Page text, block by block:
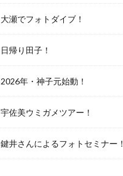
大瀬でフォトダイブ！
日帰り田子！
2026年・神子元始動！
宇佐美ウミガメツアー！
鍵井さんによるフォトセミナー！